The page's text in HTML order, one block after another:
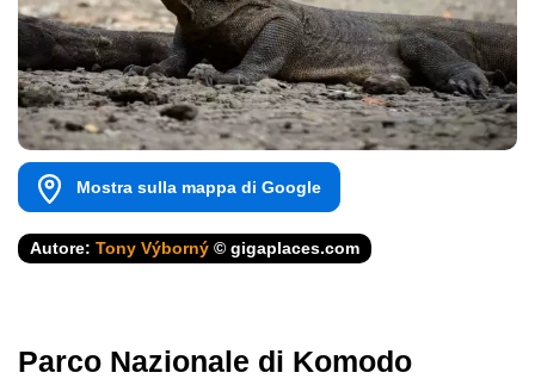
Mostra sulla mappa di Google
Autore: Tony Výborný © gigaplaces.com
Parco Nazionale di Komodo